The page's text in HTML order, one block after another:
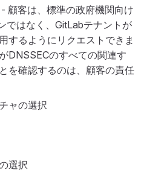
顧客は、標準の政府機関向け
ではなく、GitLabテナントが
するようにリクエストできま
DNSSECのすべての関連す
を確認するのは、顧客の責任
ャの選択
選択